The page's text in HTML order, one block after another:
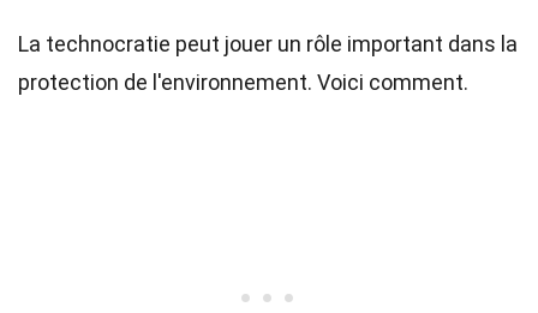
La technocratie peut jouer un rôle important dans la
protection de l'environnement. Voici comment.